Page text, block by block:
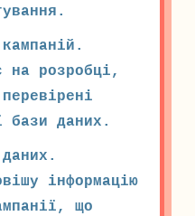
на розробці,
бази даних.
інформацію
що